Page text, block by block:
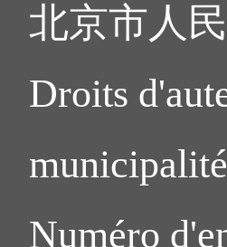
北京市人
Droits
Numéro